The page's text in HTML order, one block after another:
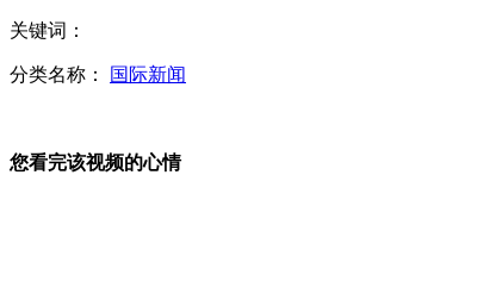
中国运20试飞 比伊尔76更大总体性能更强
关键词：
分类名称： 国际新闻
您看完该视频的心情